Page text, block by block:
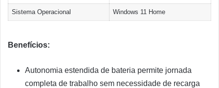
Sistema Operacional Windows 11 Home
Benefícios:
Autonomia estendida de bateria permite jornada
completa de trabalho sem necessidade de recarga